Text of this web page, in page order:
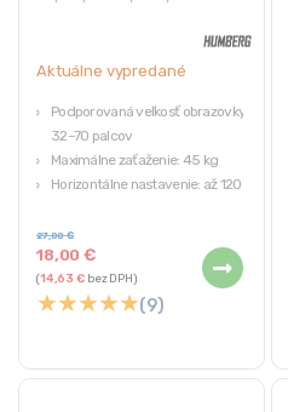
Aktuálne vypredané
Podporovaná veľkosť obrazovky:
32–70 palcov
Maximálne zaťaženie: 45 kg
Horizontálne nastavenie: až 120°
Nastavenie vzdialenosti od steny:
6–43 cm
18,00€
27,00€
(14,63€bez DPH)
★★★★★(9)